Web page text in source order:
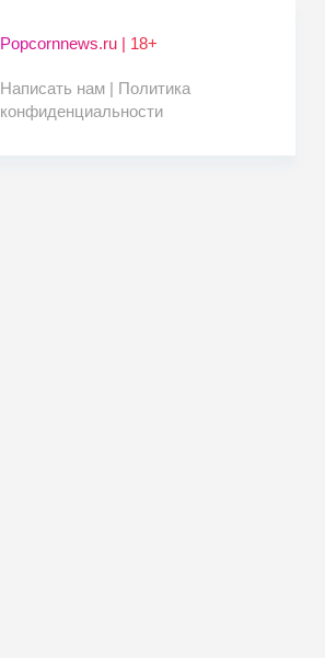
Popcornnews.ru | 18+
Написать нам | Политика
конфиденциальности